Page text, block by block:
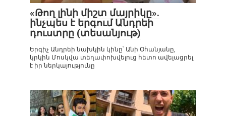
«Թող լինի միշտ մայրիկը».
ինչպես է երգում Անդրեի
դուստրը (տեսանյութ)
Երգիչ Անդրեի նախկին կինը՝ Անի Օհանյանը,
կրկին Մոսկվա տեղափոխվելուց հետո ավելացրել
է իր ներկայությունը